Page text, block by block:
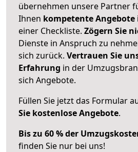
übernehmen unsere Partner
Ihnen kompetente Angebote
einer Checkliste. Zögern Sie
Dienste in Anspruch zu
sich zurück. Vertrauen Sie
Erfahrung in der
sich Angebote.
Füllen Sie jetzt das Formular
Sie kostenlose Angebote.
Bis zu 60 % der
finden Sie nur bei uns!